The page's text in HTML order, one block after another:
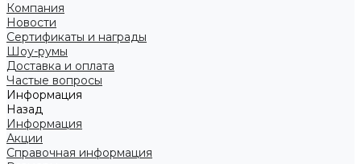
Компания
Новости
Сертификаты и награды
Шоу-румы
Доставка и оплата
Частые вопросы
Информация
Назад
Информация
Акции
Справочная информация